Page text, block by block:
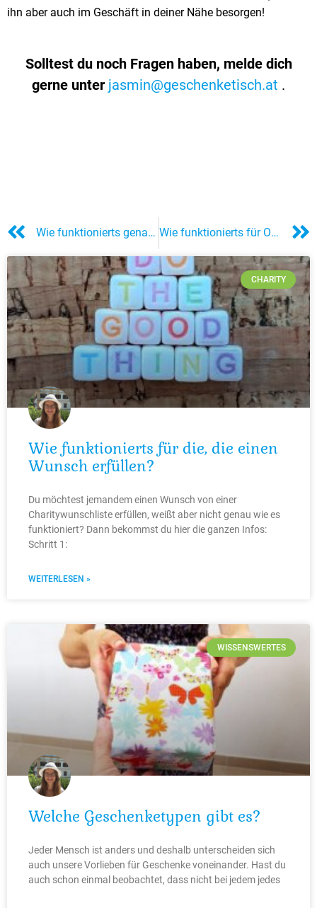
ihn aber auch im Geschäft in deiner Nähe besorgen!
Solltest du noch Fragen haben, melde dich
gerne unter jasmin@geschenketisch.at .
Wie funktionierts genau für Hilfesuchende? Wie funktionierts für Organisatoren?
CHARITY
Wie funktionierts für die, die einen
Wunsch erfüllen?
Du möchtest jemandem einen Wunsch von einer
Charitywunschliste erfüllen, weißt aber nicht genau wie es
funktioniert? Dann bekommst du hier die ganzen Infos:
Schritt 1:
WEITERLESEN »
WISSENSWERTES
Welche Geschenketypen gibt es?
Jeder Mensch ist anders und deshalb unterscheiden sich
auch unsere Vorlieben für Geschenke voneinander. Hast du
auch schon einmal beobachtet, dass nicht bei jedem jedes